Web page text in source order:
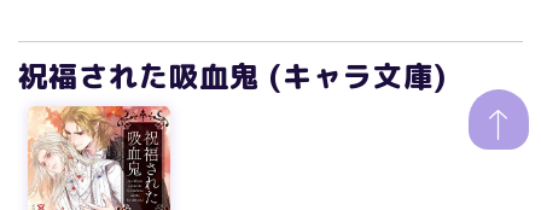
祝福された吸血鬼 (キャラ文庫)